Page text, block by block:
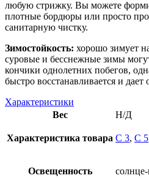
любую стрижку. Вы можете
плотные бордюры или просто
санитарную чистку.
Зимостойкость: хорошо зимует
суровые и бесснежные зимы
кончики однолетних побегов,
быстро восстанавливается и
Характеристики
Вес
Н/Д
Характеристика товара С 3, С 5
Освещенность